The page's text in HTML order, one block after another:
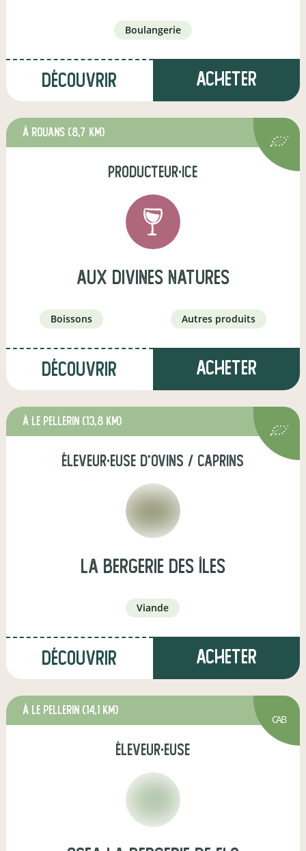
boulangerie
Découvrir Acheter
à Rouans (8,7 km)
producteur·ice
Aux Divines Natures
boissons autres produits
Découvrir Acheter
à Le Pellerin (13,8 km)
éleveur·euse d'ovins / caprins
La Bergerie des Îles
viande
Découvrir Acheter
à Le Pellerin (14,1 km)
CAB
éleveur·euse